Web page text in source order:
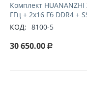
Комплект HUANANZHI
ГГц + 2x16 Гб DDR4 +
КОД: 8100-5
30 650.00 Р